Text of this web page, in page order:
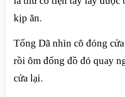
kịp ăn.
Tống Dã nhìn cô đóng
rồi ôm đống đồ đó quay
cửa lại.